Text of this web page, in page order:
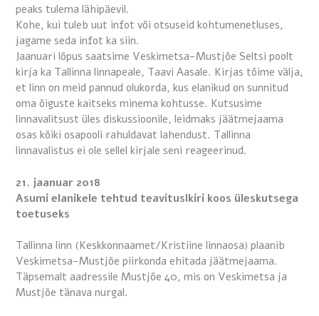
peaks tulema lähipäevil.
Kohe, kui tuleb uut infot või otsuseid kohtumenetluses,
jagame seda infot ka siin.
Jaanuari lõpus saatsime Veskimetsa-Mustjõe Seltsi poolt
kirja ka Tallinna linnapeale, Taavi Aasale. Kirjas tõime välja,
et linn on meid pannud olukorda, kus elanikud on sunnitud
oma õiguste kaitseks minema kohtusse. Kutsusime
linnavalitsust üles diskussioonile, leidmaks jäätmejaama
osas kõiki osapooli rahuldavat lahendust. Tallinna
linnavalistus ei ole sellel kirjale seni reageerinud.
21. jaanuar 2018
Asumi elanikele tehtud teavituslkiri koos üleskutsega
toetuseks
Tallinna linn (Keskkonnaamet/Kristiine linnaosa) plaanib
Veskimetsa-Mustjõe piirkonda ehitada jäätmejaama.
Täpsemalt aadressile Mustjõe 40, mis on Veskimetsa ja
Mustjõe tänava nurgal.